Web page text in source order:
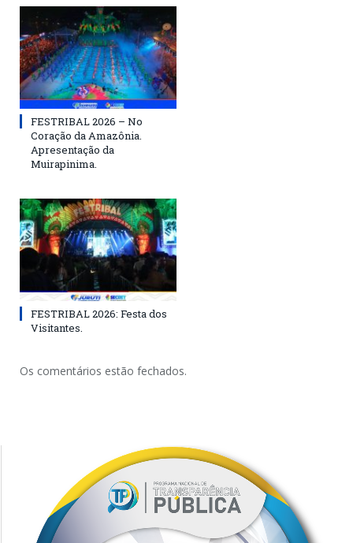
FESTRIBAL 2026 – No
Coração da Amazônia.
Apresentação da
Muirapinima.
FESTRIBAL 2026: Festa dos
Visitantes.
Os comentários estão fechados.